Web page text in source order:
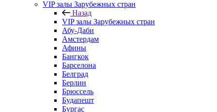
VIP залы Зарубежных стран
Назад
VIP залы Зарубежных стран
Абу-Даби
Амстердам
Афины
Бангкок
Барселона
Белград
Берлин
Брюссель
Будапешт
Бургас